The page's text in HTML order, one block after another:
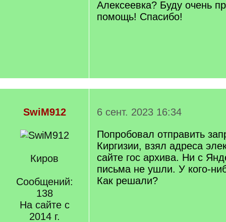
Алексеевка? Буду очень
помощь! Спасибо!
SwiM912
Киров
Сообщений:
138
На сайте с
2014 г.
6 сент. 2023 16:34
Попробовал отправить
Киргизии, взял адреса
сайте гос архива. Ни с
письма не ушли. У кого-
Как решали?